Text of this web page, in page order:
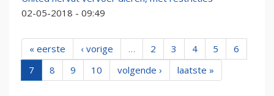
02-05-2018 - 09:49
« eerste ‹ vorige … 2 3 4 5
6
7
8 9 10 volgende › laatste »